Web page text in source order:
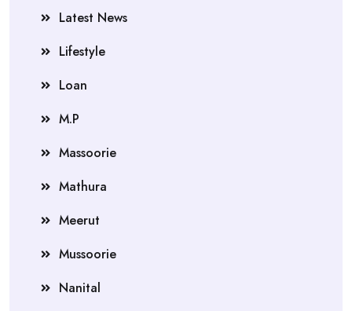
Latest News
Lifestyle
Loan
M.P
Massoorie
Mathura
Meerut
Mussoorie
Nanital